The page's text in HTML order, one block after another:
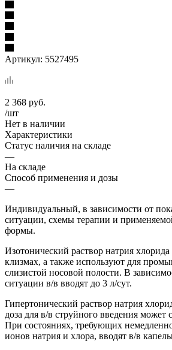
Артикул: 5527495
2 368 руб.
/шт
Нет в наличии
Характеристики
Статус наличия на складе
—
На складе
Способ применения и дозы
—
Индивидуальный, в зависимости от
ситуации, схемы терапии и
формы.
Изотонический раствор натрия
клизмах, а также используют для
слизистой носовой полости. В
ситуации в/в вводят до 3 л/сут.
Гипертонический раствор натрия
доза для в/в струйного введения может
При состояниях, требующих
ионов натрия и хлора, вводят в/в